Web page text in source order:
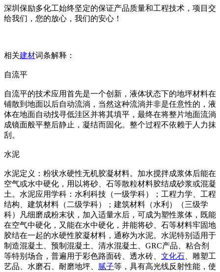
深圳保励多化工始终坚定的保证产品质量和工程技术，项目交
给我们，您的放心，我们的安心！
相关建材词条解释：
自流平
自流平的技术应用首先是一个创新，液体状态下的地坪材料在
铺散到地面以后自动流淌，当然这种流淌并非是任意性的，液
体在地面自动找寻低洼区并将其填平，最终在将整片地面流淌
成镜面般平整后静止，凝结而固化。整个过程不依赖于人力抹
刮。
水泥
水泥定义：粉状水硬性无机胶凝材料。加水搅拌成浆体后能在
空气或水中硬化，用以将砂、石等散粒材料胶结成砂浆或混凝
土。水泥应用学科：水利科技（一级学科）；工程力学、工程
结构、建筑材料（二级学科）；建筑材料（水利）（三级学
科）凡细磨成粉末状，加入适量水后，可成为塑性浆体，既能
在空气中硬化，又能在水中硬化，并能将砂、石等材料牢固地
胶结在一起的水硬性胶凝材料，通称为水泥。水泥特别适用于
制造混凝土、预制混凝土、清水混凝土、GRC产品、粘合剂
等特别场合，普遍用于彩色路面砖、透水砖、 文化石 、雕塑工
艺品、水磨石、耐磨地坪、 腻子等，具有高光线反射性能，使